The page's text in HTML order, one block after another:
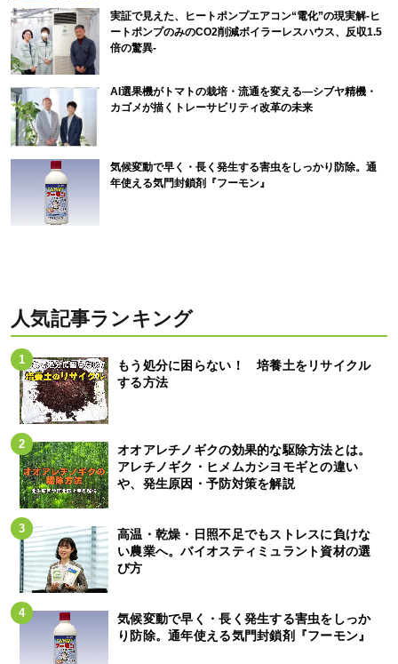
実証で見えた、ヒートポンプエアコン“電化”の現実解-ヒ
ートポンプのみのCO2削減ボイラーレスハウス、反収1.5
倍の驚異-
AI選果機がトマトの栽培・流通を変える―シブヤ精機・
カゴメが描くトレーサビリティ改革の未来
気候変動で早く・長く発生する害虫をしっかり防除。通
年使える気門封鎖剤『フーモン』
人気記事ランキング
もう処分に困らない！ 培養土をリサイクル
する方法
オオアレチノギクの効果的な駆除方法とは。
アレチノギク・ヒメムカシヨモギとの違い
や、発生原因・予防対策を解説
高温・乾燥・日照不足でもストレスに負けな
い農業へ。バイオスティミュラント資材の選
び方
気候変動で早く・長く発生する害虫をしっか
り防除。通年使える気門封鎖剤『フーモン』